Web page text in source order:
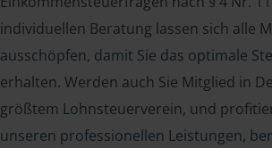
individuellen Beratung lassen sich alle
ausschöpfen, damit Sie das optimale
erhalten. Werden auch Sie Mitglied in
größtem Lohnsteuerverein, und
unseren professionellen Leistungen,